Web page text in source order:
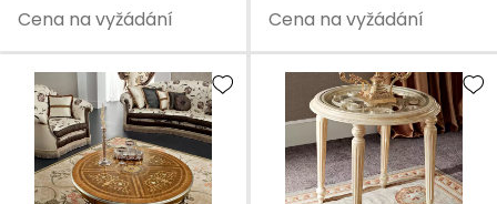
Cena na vyžádání Cena na vyžádání